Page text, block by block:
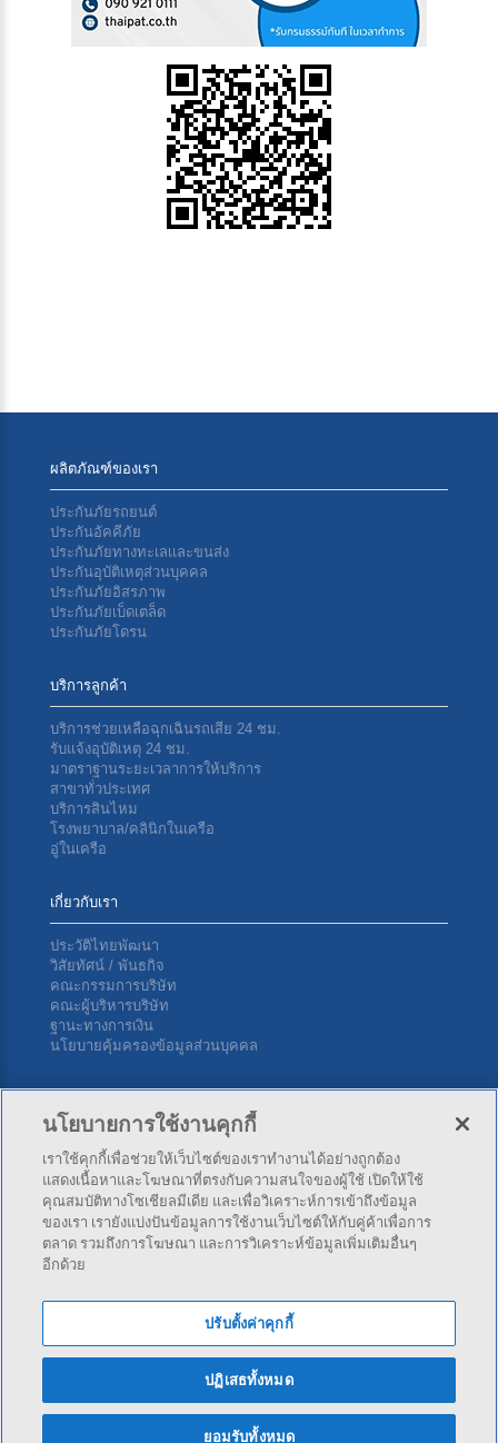
ผลิตภัณฑ์ของเรา
ประกันภัยรถยนต์
ประกันอัคคีภัย
ประกันภัยทางทะเลเเละขนส่ง
ประกันอุบัติเหตุส่วนบุคคล
ประกันภัยอิสรภาพ
ประกันภัยเบ็ดเตล็ด
ประกันภัยโดรน
บริการลูกค้า
บริการช่วยเหลือฉุกเฉินรถเสีย 24 ชม.
รับแจ้งอุบัติเหตุ 24 ชม.
มาตราฐานระยะเวลาการให้บริการ
สาขาทั่วประเทศ
บริการสินไหม
โรงพยาบาล/คลินิกในเครือ
อู่ในเครือ
เกี่ยวกับเรา
ประวัติไทยพัฒนา
วิสัยทัศน์ / พันธกิจ
คณะกรรมการบริษัท
คณะผู้บริหารบริษัท
ฐานะทางการเงิน
นโยบายคุ้มครองข้อมูลส่วนบุคคล
ติดต่อเรา
บริษัท ไทยพัฒนาประกันภัย จำกัด (มหาชน) สำนักงานใหญ่ 34
ซ.สุขุมวิท 4 (นานาใต้) ถ.สุขุมวิท แขวงคลองเตย เขตคลองเตย กทม.
10110
โทร:02-253-4141
© 2026 Thai Pattana Insurance PCL. - All rights reserved.
นโยบายการใช้งานคุกกี้
เราใช้คุกกี้เพื่อช่วยให้เว็บไซต์ของเราทำงานได้อย่างถูกต้อง
แสดงเนื้อหาและโฆษณาที่ตรงกับความสนใจของผู้ใช้ เปิดให้ใช้
คุณสมบัติทางโซเชียลมีเดีย และเพื่อวิเคราะห์การเข้าถึงข้อมูล
ของเรา เรายังแบ่งปันข้อมูลการใช้งานเว็บไซต์ให้กับคู่ค้าเพื่อการ
ตลาด รวมถึงการโฆษณา และการวิเคราะห์ข้อมูลเพิ่มเติมอื่นๆ
อีกด้วย
ปรับตั้งค่าคุกกี้
ปฏิเสธทั้งหมด
ยอมรับทั้งหมด